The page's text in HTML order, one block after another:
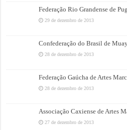
Federação Rio Grandense de
29 de dezembro de 2013
Confederação do Brasil de
28 de dezembro de 2013
Federação Gaúcha de Artes
28 de dezembro de 2013
Associação Caxiense de Artes
27 de dezembro de 2013